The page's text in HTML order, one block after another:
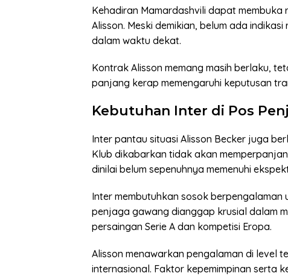
Kehadiran Mamardashvili dapat
Alisson. Meski demikian, belum ada
dalam waktu dekat.
Kontrak Alisson memang masih berlaku,
panjang kerap memengaruhi keputusan
Kebutuhan Inter di Pos
Inter pantau situasi Alisson Becker juga
Klub dikabarkan tidak akan
dinilai belum sepenuhnya memenuhi
Inter membutuhkan sosok
penjaga gawang dianggap krusial dalam
persaingan Serie A dan kompetisi Eropa.
Alisson menawarkan pengalaman di level
internasional. Faktor kepemimpinan serta